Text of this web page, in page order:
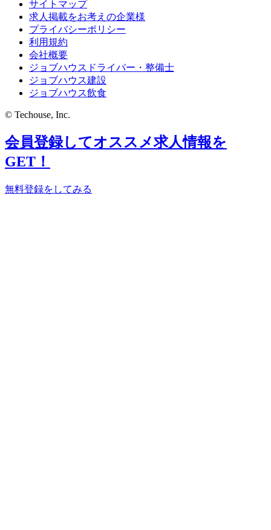
サイトマップ
求人掲載をお考えの企業様
プライバシーポリシー
利用規約
会社概要
ジョブハウスドライバー・整備士
ジョブハウス建設
ジョブハウス飲食
© Techouse, Inc.
会員登録してオススメ求人情報を
GET！
無料登録をしてみる